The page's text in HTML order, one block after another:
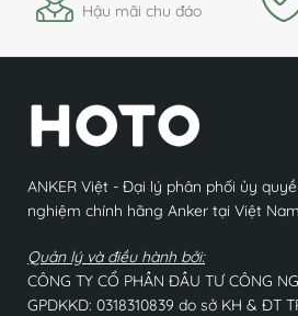
Hậu mãi chu đáo
ANKER Việt - Đại lý phân phối ủy
nghiệm chính hãng Anker tại Việt Nam
Quản lý và điều hành bởi:
CÔNG TY CỔ PHẦN ĐẦU TƯ CÔNG
GPDKKD: 0318310839 do sở KH & ĐT